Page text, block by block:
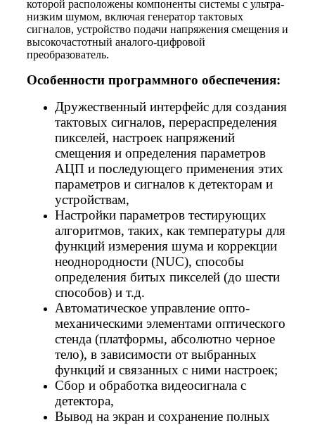
которой расположены компоненты системы с ультра-
низким шумом, включая генератор тактовых
сигналов, устройство подачи напряжения смещения и
высокочастотный аналого-цифровой
преобразователь.
Особенности программного обеспечения:
Дружественный интерфейс для создания
тактовых сигналов, перераспределения
пикселей, настроек напряжений
смещения и определения параметров
АЦП и последующего применения этих
параметров и сигналов к детекторам и
устройствам,
Настройки параметров тестирующих
алгоритмов, таких, как температуры для
функций измерения шума и коррекции
неоднородности (NUC), способы
определения битых пикселей (до шести
способов) и т.д.
Автоматическое управление опто-
механическими элементами оптического
стенда (платформы, абсолютно черное
тело), в зависимости от выбранных
функций и связанных с ними настроек;
Сбор и обработка видеосигнала с
детектора,
Вывод на экран и сохранение полных